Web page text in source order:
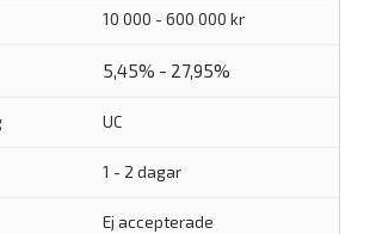
10 000 - 600 000 kr
5,45% - 27,95%
UC
1 - 2 dagar
Ej accepterade